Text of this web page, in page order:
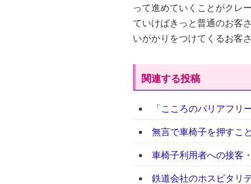
って進めていくことがクレ
ていけばきっと普通のお客
いがかりをつけてくるお客
関連する投稿
「こころのバリアフリ
無言で車椅子を押すこ
車椅子利用者への接客
鉄道会社のホスピタリ